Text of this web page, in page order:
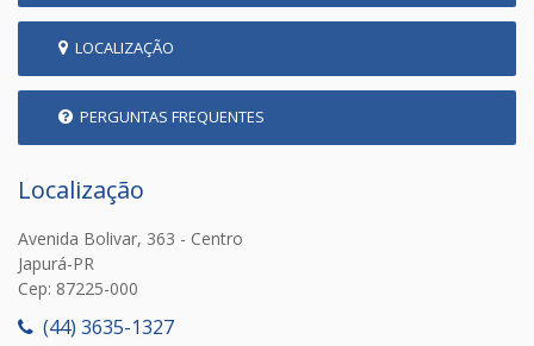
LOCALIZAÇÃO
PERGUNTAS FREQUENTES
Localização
Avenida Bolivar, 363 - Centro
Japurá-PR
Cep: 87225-000
(44) 3635-1327